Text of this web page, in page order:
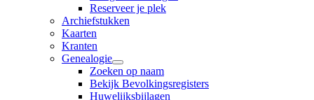
Reserveer je plek
Archiefstukken
Kaarten
Kranten
Genealogie
Zoeken op naam
Bekijk Bevolkingsregisters
Huwelijksbijlagen